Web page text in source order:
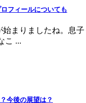
フィールについても
まりましたね。息
こ ...
今後の展望は？